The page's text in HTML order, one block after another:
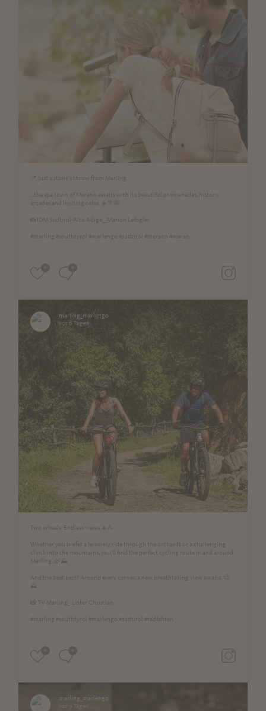
📍 Just a stone's throw from Marling...
...the spa town of Merano awaits with its beautiful promenades, historic
arcades and inviting cafés. ☀️🌴🌺
📸IDM Südtirol-Alto Adige__Marion Lafogler
#marling #southtyrol #marlengo #südtirol #merano #meran
marling_marlengo
vor 6 Tagen
Two wheels. Endless views.☀️🚴
Whether you prefer a leisurely ride through the orchards or a challenging
climb into the mountains, you'll find the perfect cycling route in and around
Marling. 🌿⛰️
And the best part? Around every corner, a new breathtaking view awaits. 😉
⛰
📸 TV Marling_ Linter Christian
#marling #southtyrol #marlengo #südtirol #radfahren
marling_marlengo
vor 9 Tagen